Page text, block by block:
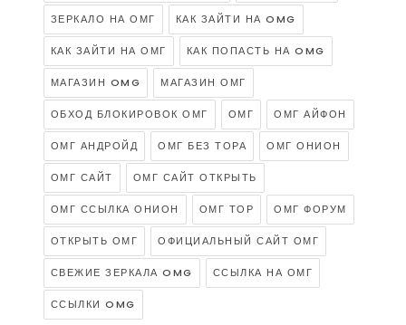
ЗЕРКАЛО НА ОМГ КАК ЗАЙТИ НА OMG
КАК ЗАЙТИ НА ОМГ КАК ПОПАСТЬ НА OMG
МАГАЗИН OMG МАГАЗИН ОМГ
ОБХОД БЛОКИРОВОК ОМГ ОМГ ОМГ АЙФОН
ОМГ АНДРОЙД ОМГ БЕЗ ТОРА ОМГ ОНИОН
ОМГ САЙТ ОМГ САЙТ ОТКРЫТЬ
ОМГ ССЫЛКА ОНИОН ОМГ ТОР ОМГ ФОРУМ
ОТКРЫТЬ ОМГ ОФИЦИАЛЬНЫЙ САЙТ ОМГ
СВЕЖИЕ ЗЕРКАЛА OMG ССЫЛКА НА ОМГ
ССЫЛКИ OMG